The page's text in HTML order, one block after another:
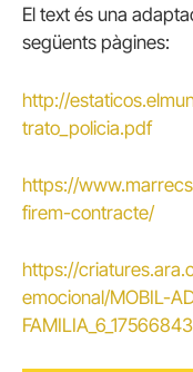
El text és una
següents pàgines:
http://
trato_policia.pdf
https://
firem-contracte/
https://
emocional/MOBIL-